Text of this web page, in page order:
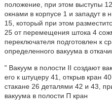
положение, при этом выступы
окнами в корпусе 1 и западут в
15, который при этом
25 от перемещения штока 4
переключателя подготовлен к
определенного вакуума в
" Вакуум в полости II создают
его к штуцеру 41, открыв кран
стакане 26 деталями 42 и 43,
вакуума в полости П кран